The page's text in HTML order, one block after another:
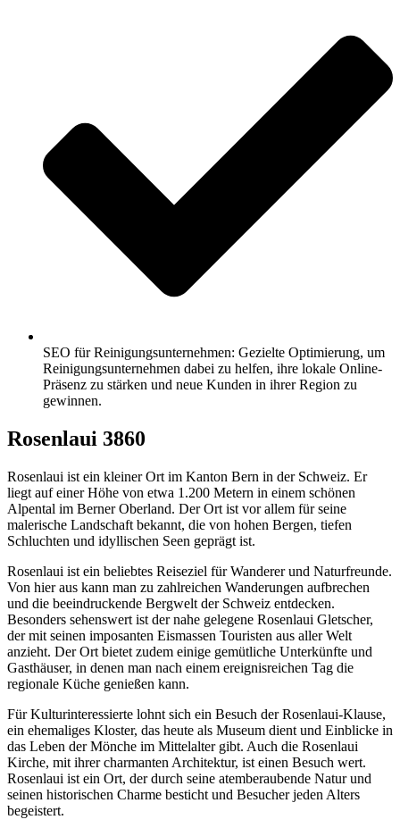
SEO für Reinigungsunternehmen: Gezielte Optimierung, um
Reinigungsunternehmen dabei zu helfen, ihre lokale Online-
Präsenz zu stärken und neue Kunden in ihrer Region zu
gewinnen.
Rosenlaui 3860
Rosenlaui ist ein kleiner Ort im Kanton Bern in der Schweiz. Er
liegt auf einer Höhe von etwa 1.200 Metern in einem schönen
Alpental im Berner Oberland. Der Ort ist vor allem für seine
malerische Landschaft bekannt, die von hohen Bergen, tiefen
Schluchten und idyllischen Seen geprägt ist.
Rosenlaui ist ein beliebtes Reiseziel für Wanderer und Naturfreunde.
Von hier aus kann man zu zahlreichen Wanderungen aufbrechen
und die beeindruckende Bergwelt der Schweiz entdecken.
Besonders sehenswert ist der nahe gelegene Rosenlaui Gletscher,
der mit seinen imposanten Eismassen Touristen aus aller Welt
anzieht. Der Ort bietet zudem einige gemütliche Unterkünfte und
Gasthäuser, in denen man nach einem ereignisreichen Tag die
regionale Küche genießen kann.
Für Kulturinteressierte lohnt sich ein Besuch der Rosenlaui-Klause,
ein ehemaliges Kloster, das heute als Museum dient und Einblicke in
das Leben der Mönche im Mittelalter gibt. Auch die Rosenlaui
Kirche, mit ihrer charmanten Architektur, ist einen Besuch wert.
Rosenlaui ist ein Ort, der durch seine atemberaubende Natur und
seinen historischen Charme besticht und Besucher jeden Alters
begeistert.